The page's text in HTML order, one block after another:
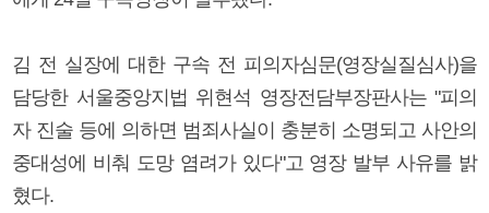
김 전 실장에 대한 구속 전 피의자심문(영장실질심사)을
담당한 서울중앙지법 위현석 영장전담부장판사는 "피의
자 진술 등에 의하면 범죄사실이 충분히 소명되고 사안의
중대성에 비춰 도망 염려가 있다"고 영장 발부 사유를 밝
혔다.